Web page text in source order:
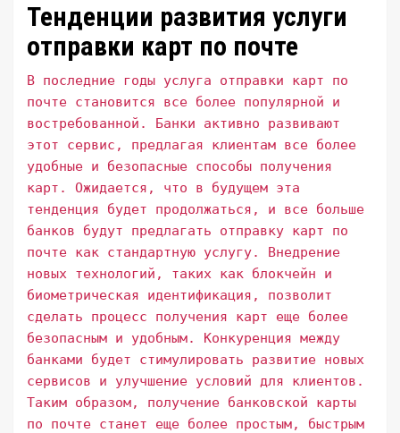
Тенденции развития услуги
отправки карт по почте
В последние годы услуга отправки карт по
почте становится все более популярной и
востребованной. Банки активно развивают
этот сервис, предлагая клиентам все более
удобные и безопасные способы получения
карт. Ожидается, что в будущем эта
тенденция будет продолжаться, и все больше
банков будут предлагать отправку карт по
почте как стандартную услугу. Внедрение
новых технологий, таких как блокчейн и
биометрическая идентификация, позволит
сделать процесс получения карт еще более
безопасным и удобным. Конкуренция между
банками будет стимулировать развитие новых
сервисов и улучшение условий для клиентов.
Таким образом, получение банковской карты
по почте станет еще более простым, быстрым